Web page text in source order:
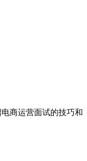
商运营面试的技巧和